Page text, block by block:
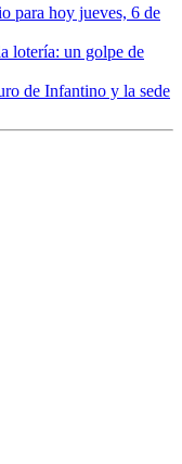
para hoy jueves, 6 de
lotería: un golpe de
de Infantino y la sede